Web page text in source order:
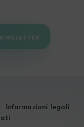
Informazioni legali